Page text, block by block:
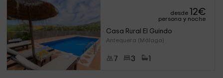
desde 12€
persona y noche
Casa Rural El Guindo
Antequera (Málaga)
7 3